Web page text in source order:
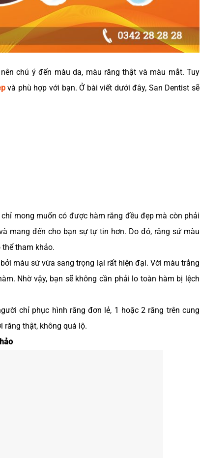
chú ý đến màu da, màu răng thật và màu mắt. Tuy
và phù hợp với bạn. Ở bài viết dưới đây, San Dentist sẽ
mong muốn có được hàm răng đều đẹp mà còn phải
mang đến cho bạn sự tự tin hơn. Do đó, răng sứ màu
tham khảo.
màu sứ vừa sang trọng lại rất hiện đại. Với màu trắng
Nhờ vậy, bạn sẽ không cần phải lo toàn hàm bị lệch
chỉ phục hình răng đơn lẻ, 1 hoặc 2 răng trên cung
răng thật, không quá lộ.